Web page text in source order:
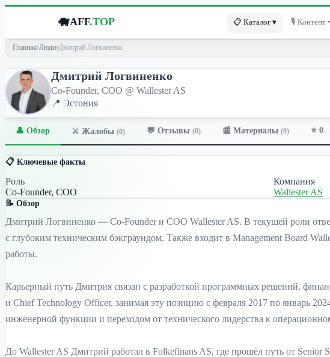
🐗AFF.TOP 📋 Каталог ▾ 🎙 Контент ▾
Главная›Люди›Дмитрий Логвиненко
Дмитрий Логвиненко
Co-Founder, COO @ Wallester AS
📍 Эстония
👤 Обзор ⚔️ Жалобы (0) 💬 Отзывы (0) 📰 Материалы (0) ⭐ 0
📋 Ключевые факты
Роль
Co-Founder, COO
Компания
Wallester AS
📝 Обзор
Дмитрий Логвиненко — Co-Founder и COO Wallester AS. В текущей роли
с глубоким техническим бэкграундом. Также входит в Management Board
работы.
Карьерный путь Дмитрия связан с разработкой программных решений,
и Chief Technology Officer, занимая эту позицию с февраля 2017 по январь
инженерной функции и переходом от технического лидерства к
До Wallester AS Дмитрий работал в Folkefinans AS, где прошёл путь от